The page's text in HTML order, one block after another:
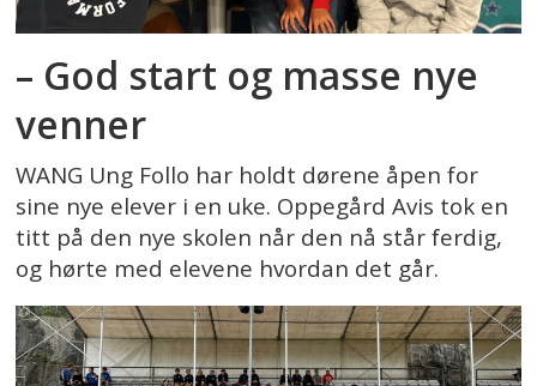
– God start og masse nye
venner
WANG Ung Follo har holdt dørene åpen for
sine nye elever i en uke. Oppegård Avis tok en
titt på den nye skolen når den nå står ferdig,
og hørte med elevene hvordan det går.